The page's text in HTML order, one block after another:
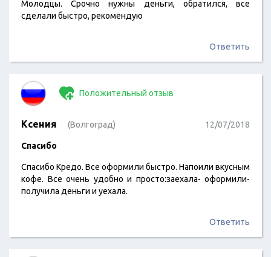
Молодцы. Срочно нужны деньги, обратился, все
сделали быстро, рекомендую
Ответить
Положительный отзыв
Ксения (Волгоград) 12/07/2018
Спасибо
Спасибо Кредо. Все оформили быстро. Напоили вкусным
кофе. Все очень удобно и просто:заехала- оформили-
получила деньги и уехала.
Ответить